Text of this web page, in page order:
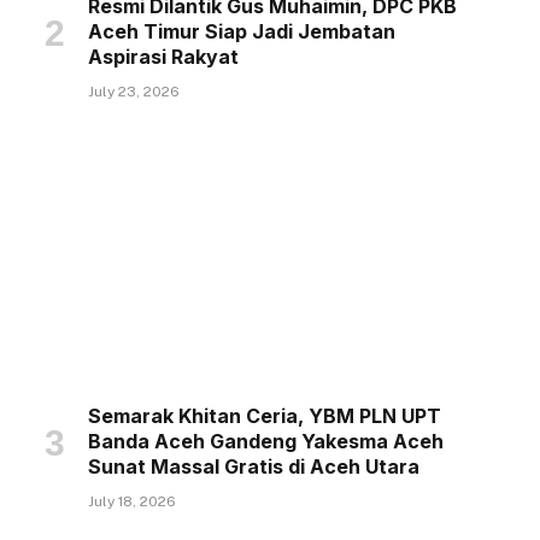
Resmi Dilantik Gus Muhaimin, DPC PKB
Aceh Timur Siap Jadi Jembatan
Aspirasi Rakyat
July 23, 2026
Semarak Khitan Ceria, YBM PLN UPT
Banda Aceh Gandeng Yakesma Aceh
Sunat Massal Gratis di Aceh Utara
July 18, 2026